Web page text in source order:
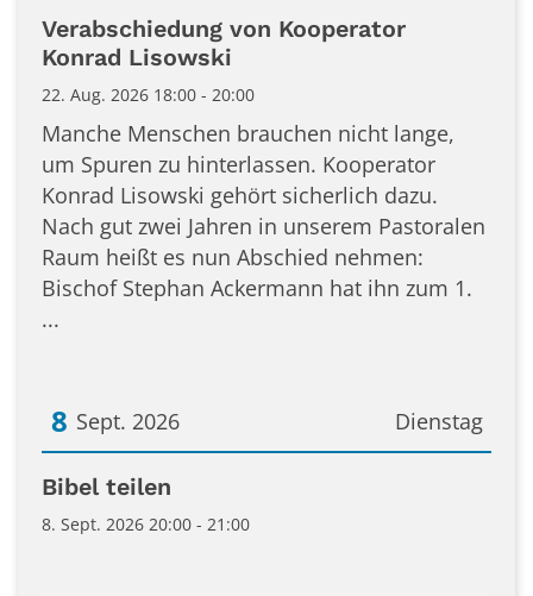
Datum: 22. August 2026
Verabschiedung von Kooperator
Konrad Lisowski
22. Aug. 2026 18:00 - 20:00
Manche Menschen brauchen nicht lange,
um Spuren zu hinterlassen. Kooperator
Konrad Lisowski gehört sicherlich dazu.
Nach gut zwei Jahren in unserem Pastoralen
Raum heißt es nun Abschied nehmen:
Bischof Stephan Ackermann hat ihn zum 1.
...
Dienstag
8 Sept. 2026
Datum: 8. September 2026
Bibel teilen
8. Sept. 2026 20:00 - 21:00